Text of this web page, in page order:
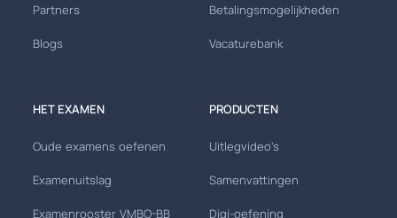
Partners
Blogs
Betalingsmogelijkheden
Vacaturebank
HET EXAMEN
Oude examens oefenen
Examenuitslag
Examenrooster VMBO-BB
PRODUCTEN
Uitlegvideo's
Samenvattingen
Digi-oefening